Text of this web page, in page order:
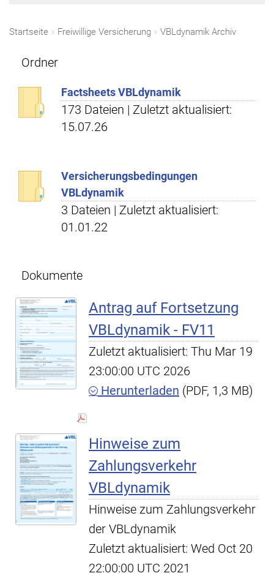
Startseite Freiwillige Versicherung VBLdynamik Archiv
Ordner
Factsheets VBLdynamik
173 Dateien | Zuletzt aktualisiert:
15.07.26
Versicherungsbedingungen
VBLdynamik
3 Dateien | Zuletzt aktualisiert:
01.01.22
Dokumente
Antrag auf Fortsetzung
VBLdynamik - FV11
Zuletzt aktualisiert: Thu Mar 19
23:00:00 UTC 2026
Herunterladen (PDF, 1,3 MB)
Hinweise zum
Zahlungsverkehr
VBLdynamik
Hinweise zum Zahlungsverkehr
der VBLdynamik
Zuletzt aktualisiert: Wed Oct 20
22:00:00 UTC 2021